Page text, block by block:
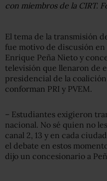
con miembros de la CIRT.
El tema de la transmisión
fue motivo de discusión
Enrique Peña Nieto y
televisión que llenaron de
presidencial de la
conforman PRI y PVEM.
– Estudiantes exigieron
nacional. No sé quien no
canal 2, 13 y en cada
el debate en estos
dijo un concesionario a